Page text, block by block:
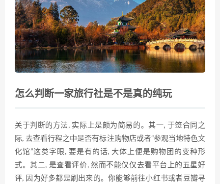
怎么判断一家旅行社是不是真的纯玩
关于判断的方法, 实际上是颇为简易的。其一, 于签合同之
际, 去查看行程之中是否有标注购物店或者“参观当地特色文
化馆”这类字眼, 要是有的话, 大体上便是购物团的变种形
式。其二, 是查看评价, 然而不能仅仅去看平台上的五星好
评, 因为好多都是刷出来的。你能够前往小红书或者豆瓣寻